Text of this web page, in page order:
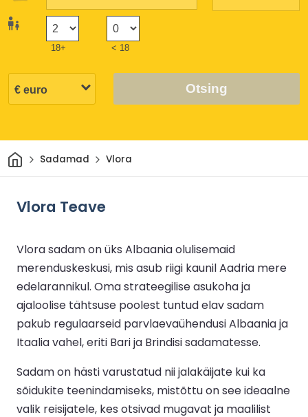
18+ < 18
Otsing
Avaleht
Sadamad Vlora
Vlora Teave
Vlora sadam on üks Albaania olulisemaid
merenduskeskusi, mis asub riigi kaunil Aadria mere
edelarannikul. Oma strateegilise asukoha ja
ajaloolise tähtsuse poolest tuntud elav sadam
pakub regulaarseid parvlaevaühendusi Albaania ja
Itaalia vahel, eriti Bari ja Brindisi sadamatesse.
Sadam on hästi varustatud nii jalakäijate kui ka
sõidukite teenindamiseks, mistõttu on see ideaalne
valik reisijatele, kes otsivad mugavat ja maalilist